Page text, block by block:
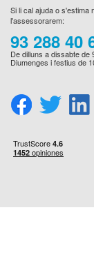
Si li cal ajuda o
l'assessorarem:
93 288 40
De dilluns a dissabte de
Diumenges i festius de